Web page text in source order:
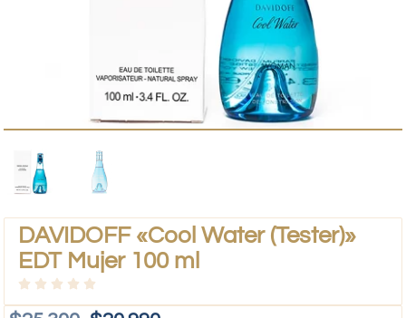
DAVIDOFF «Cool Water (Tester)»
EDT Mujer 100 ml